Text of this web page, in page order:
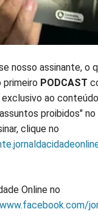
nosso assinante, o
PODCAST
ao
proibidos" no
clique no
Online no